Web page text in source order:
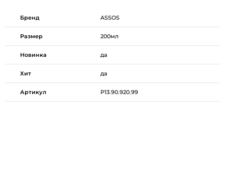
Бренд ASSOS
Размер 200мл
Новинка да
Хит да
Артикул P13.90.920.99